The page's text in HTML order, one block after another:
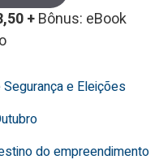
+Bônus: eBook
e Eleições
do empreendimento